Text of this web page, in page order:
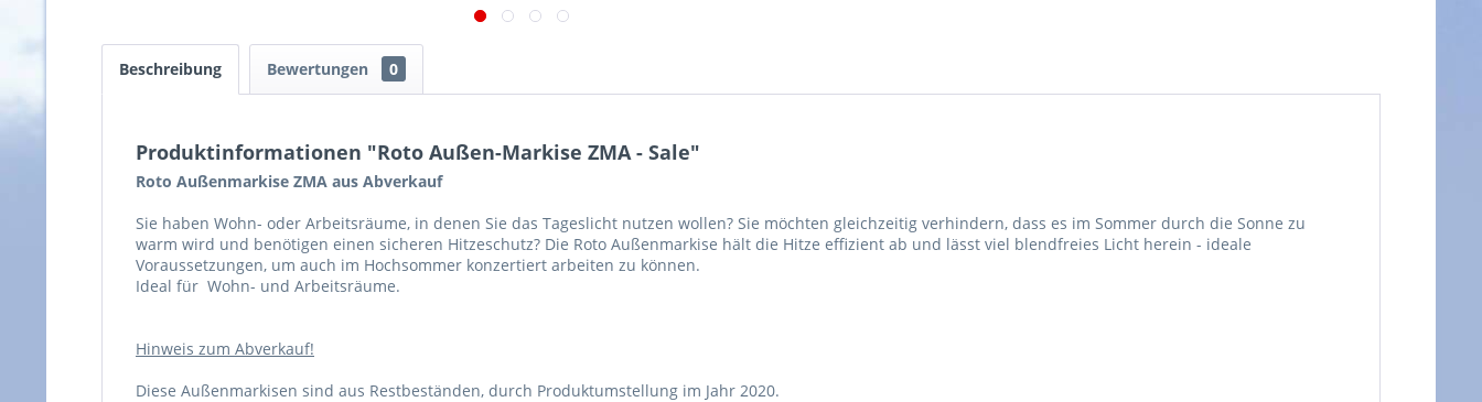
Beschreibung Bewertungen 0
Produktinformationen "Roto Außen-Markise ZMA - Sale"
Roto Außenmarkise ZMA aus Abverkauf
Sie haben Wohn- oder Arbeitsräume, in denen Sie das Tageslicht nutzen wollen? Sie möchten gleichzeitig verhindern, dass es im Sommer durch die Sonne zu
warm wird und benötigen einen sicheren Hitzeschutz? Die Roto Außenmarkise hält die Hitze effizient ab und lässt viel blendfreies Licht herein - ideale
Voraussetzungen, um auch im Hochsommer konzertiert arbeiten zu können.
Ideal für Wohn- und Arbeitsräume.
Hinweis zum Abverkauf!
Diese Außenmarkisen sind aus Restbeständen, durch Produktumstellung im Jahr 2020.